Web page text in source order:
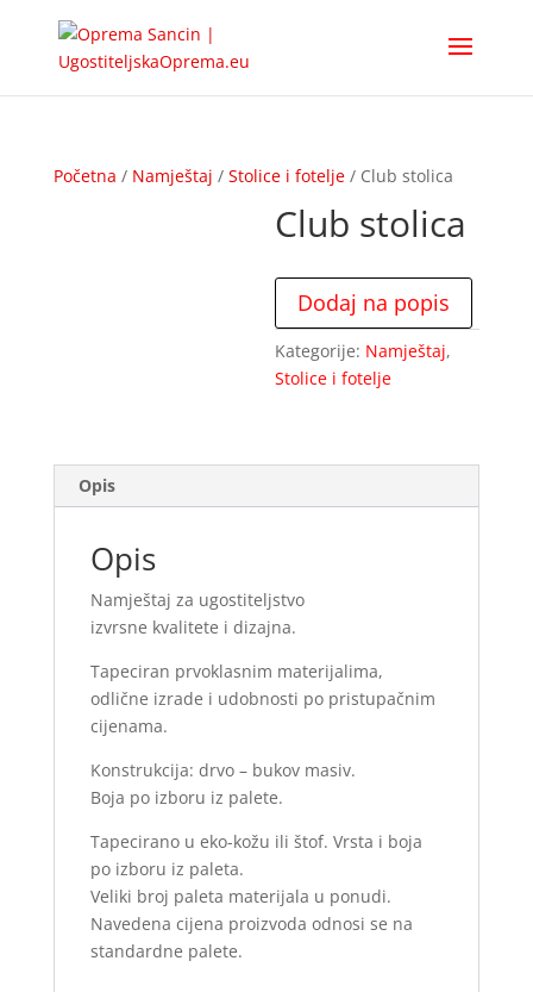
Početna / Namještaj / Stolice i fotelje/ Club stolica
Club stolica
Dodaj na popis
Kategorije: Namještaj,
Stolice i fotelje
Opis
Opis
Namještaj za ugostiteljstvo
izvrsne kvalitete i dizajna.
Tapeciran prvoklasnim materijalima,
odlične izrade i udobnosti po pristupačnim
cijenama.
Konstrukcija: drvo – bukov masiv.
Boja po izboru iz palete.
Tapecirano u eko-kožu ili štof. Vrsta i boja
po izboru iz paleta.
Veliki broj paleta materijala u ponudi.
Navedena cijena proizvoda odnosi se na
standardne palete.